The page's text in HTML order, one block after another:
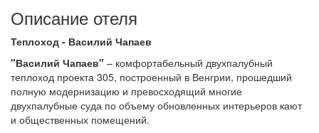
Описание отеля
Теплоход - Василий Чапаев
"Василий Чапаев" – комфортабельный двухпалубный
теплоход проекта 305, построенный в Венгрии, прошедший
полную модернизацию и превосходящий многие
двухпалубные суда по объему обновленных интерьеров кают
и общественных помещений.